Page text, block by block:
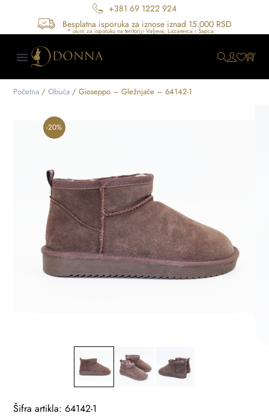
+381 69 1222 924
Besplatna isporuka za iznose iznad 15.000 RSD
Početna /Obuća / Gioseppo – Gležnjače – 64142-1
-20%
Šifra artikla: 64142-1